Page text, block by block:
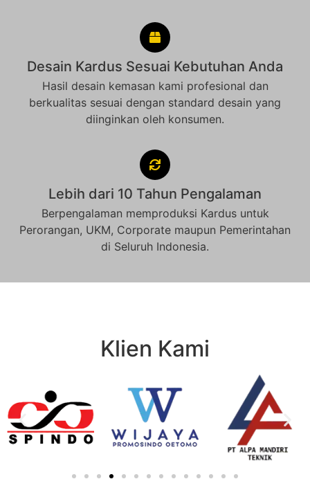
Desain Kardus Sesuai Kebutuhan Anda
Hasil desain kemasan kami profesional dan
berkualitas sesuai dengan standard desain yang
diinginkan oleh konsumen.
Lebih dari 10 Tahun Pengalaman
Berpengalaman memproduksi Kardus untuk
Perorangan, UKM, Corporate maupun Pemerintahan
di Seluruh Indonesia.
Klien Kami